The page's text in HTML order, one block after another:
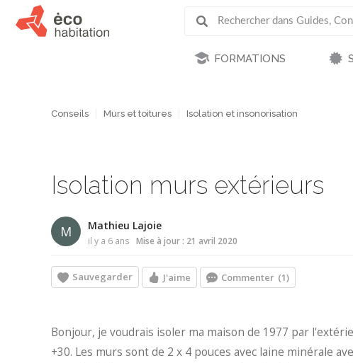
FORMATIONS
Conseils Murs et toitures Isolation et insonorisation
Isolation murs extérieurs
M Mathieu Lajoie
il y a 6 ans Mise à jour : 21 avril 2020
Sauvegarder J'aime Commenter (1)
Bonjour, je voudrais isoler ma maison de 1977 par
+30. Les murs sont de 2 x 4 pouces avec laine minérale